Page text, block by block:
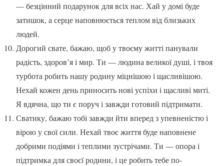
— безцінний подарунок для всіх нас. Хай у домі буде
затишок, а серце наповнюється теплом від близьких
людей.
Дорогий свате, бажаю, щоб у твоєму житті панували
радість, здоров’я і мир. Ти — людина великої душі, і твоя
турбота робить нашу родину міцнішою і щасливішою.
Нехай кожен день приносить нові успіхи і щасливі миті.
Я вдячна, що ти є поруч і завжди готовий підтримати.
Сватику, бажаю тобі завжди йти вперед з упевненістю і
вірою у свої сили. Нехай твоє життя буде наповнене
добрими подіями і теплими зустрічами. Ти — опора і
підтримка для своєї родини, і це робить тебе по-